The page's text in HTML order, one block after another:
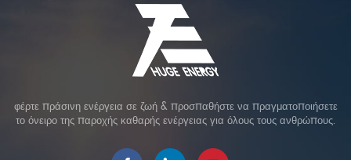
φέρτε πράσινη ενέργεια σε ζωή & προσπαθήστε να πραγματοποιήσετε
το όνειρο της παροχής καθαρής ενέργειας για όλους τους ανθρώπους.